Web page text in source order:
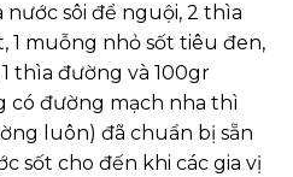
nước sôi để nguội, 2 thìa
1 muỗng nhỏ sốt tiêu đen,
thìa đường và 100gr
có đường mạch nha thì
luôn) đã chuẩn bị sẵn
sốt cho đến khi các gia vị